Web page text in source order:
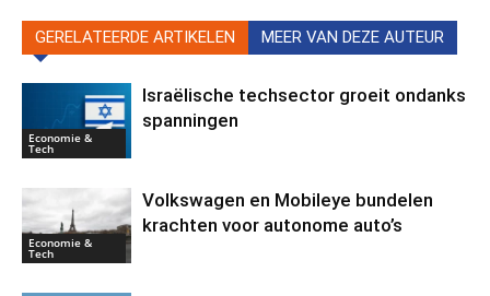
GERELATEERDE ARTIKELEN MEER VAN DEZE AUTEUR
Economie &
Tech
Israëlische techsector groeit ondanks
spanningen
Economie &
Tech
Volkswagen en Mobileye bundelen
krachten voor autonome auto’s